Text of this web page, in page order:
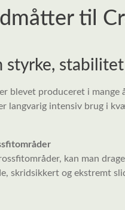
til
styrke,
er blevet produceret i mange
langvarig intensiv brug i
kan man
skridsikkert og ekstremt